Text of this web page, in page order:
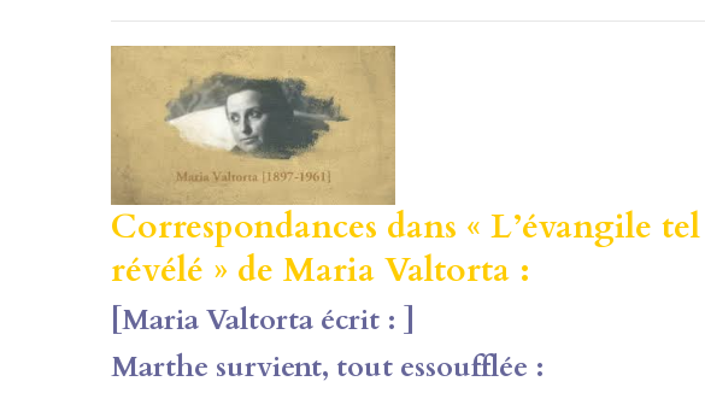
Correspondances dans « L’évangile
révélé » de Maria Valtorta :
[Maria Valtorta écrit : ]
Marthe survient, tout essoufflée :